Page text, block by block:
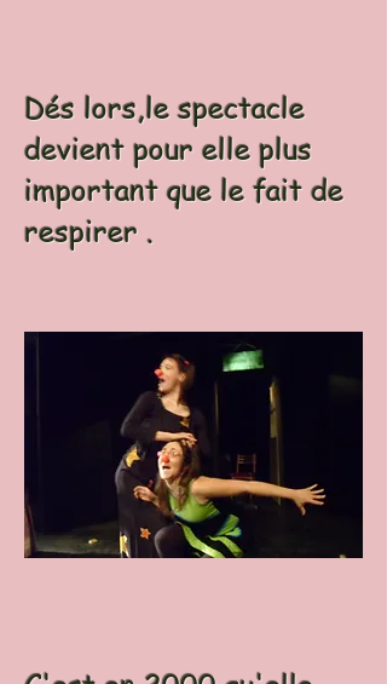
Dés lors,le spectacle
devient pour elle plus
important que le fait de
respirer .